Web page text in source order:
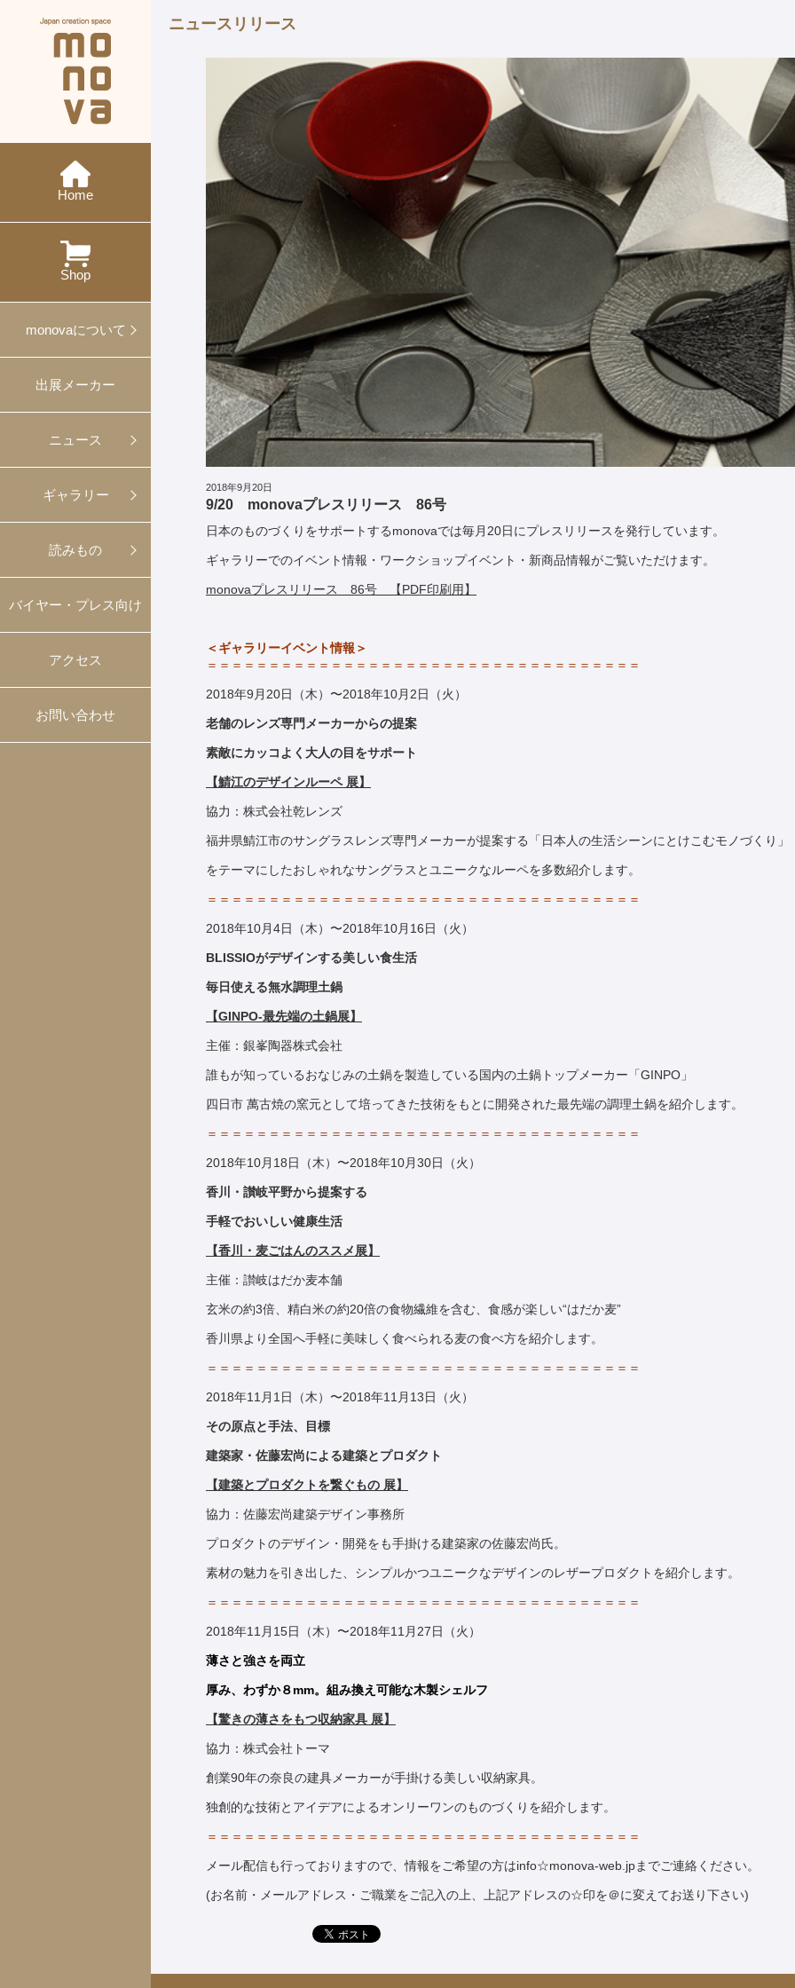
Home
Shop
monovaについて
monovaとは
概要・沿革
出展
プロデュース事例
ギフト・ノベルティ
出展メーカー
ニュース
ニュース
イベント
ワークショップ
プレスリリース
ギャラリー
現在の展示会
今後の展示会
過去の展示会
読みもの
メーカー紹介
特集
対談
バイヤー・プレス向け
アクセス
お問い合わせ
ニュースリリース
2018年9月20日
9/20 monovaプレスリリース 86号
日本のものづくりをサポートするmonovaでは毎月20日にプレスリリースを発行しています。
ギャラリーでのイベント情報・ワークショップイベント・新商品情報がご覧いただけます。
monovaプレスリリース 86号 【PDF印刷用】
＜ギャラリーイベント情報＞
＝＝＝＝＝＝＝＝＝＝＝＝＝＝＝＝＝＝＝＝＝＝＝＝＝＝＝＝＝＝＝＝＝＝＝
2018年9月20日（木）〜2018年10月2日（火）
老舗のレンズ専門メーカーからの提案
素敵にカッコよく大人の目をサポート
【鯖江のデザインルーペ 展】
協力：株式会社乾レンズ
福井県鯖江市のサングラスレンズ専門メーカーが提案する「日本人の生活シーンにとけこむモノづくり」
をテーマにしたおしゃれなサングラスとユニークなルーペを多数紹介します。
＝＝＝＝＝＝＝＝＝＝＝＝＝＝＝＝＝＝＝＝＝＝＝＝＝＝＝＝＝＝＝＝＝＝＝
2018年10月4日（木）〜2018年10月16日（火）
BLISSIOがデザインする美しい食生活
毎日使える無水調理土鍋
【GINPO-最先端の土鍋展】
主催：銀峯陶器株式会社
誰もが知っているおなじみの土鍋を製造している国内の土鍋トップメーカー「GINPO」
四日市 萬古焼の窯元として培ってきた技術をもとに開発された最先端の調理土鍋を紹介します。
＝＝＝＝＝＝＝＝＝＝＝＝＝＝＝＝＝＝＝＝＝＝＝＝＝＝＝＝＝＝＝＝＝＝＝
2018年10月18日（木）〜2018年10月30日（火）
香川・讃岐平野から提案する
手軽でおいしい健康生活
【香川・麦ごはんのススメ展】
主催：讃岐はだか麦本舗
玄米の約3倍、精白米の約20倍の食物繊維を含む、食感が楽しい“はだか麦”
香川県より全国へ手軽に美味しく食べられる麦の食べ方を紹介します。
＝＝＝＝＝＝＝＝＝＝＝＝＝＝＝＝＝＝＝＝＝＝＝＝＝＝＝＝＝＝＝＝＝＝＝
2018年11月1日（木）〜2018年11月13日（火）
その原点と手法、目標
建築家・佐藤宏尚による建築とプロダクト
【建築とプロダクトを繋ぐもの 展】
協力：佐藤宏尚建築デザイン事務所
プロダクトのデザイン・開発をも手掛ける建築家の佐藤宏尚氏。
素材の魅力を引き出した、シンプルかつユニークなデザインのレザープロダクトを紹介します。
＝＝＝＝＝＝＝＝＝＝＝＝＝＝＝＝＝＝＝＝＝＝＝＝＝＝＝＝＝＝＝＝＝＝＝
2018年11月15日（木）〜2018年11月27日（火）
薄さと強さを両立
厚み、わずか８mm。 組み換え 可能な木製シェルフ
【驚きの薄さをもつ収納家具 展】
協力：株式会社トーマ
創業90年の奈良の建具メーカーが手掛ける美しい収納家具。
独創的な技術とアイデアによるオンリーワンのものづくりを紹介します。
＝＝＝＝＝＝＝＝＝＝＝＝＝＝＝＝＝＝＝＝＝＝＝＝＝＝＝＝＝＝＝＝＝＝＝
メール配信も行っておりますので、情報をご希望の方はinfo☆monova-web.jpまでご連絡ください。
(お名前・メールアドレス・ご職業をご記入の上、上記アドレスの☆印を＠に変えてお送り下さい)